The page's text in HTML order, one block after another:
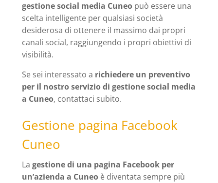
gestione social media Cuneopuò essere una
scelta intelligente per qualsiasi società
desiderosa di ottenere il massimo dai propri
canali social, raggiungendo i propri obiettivi di
visibilità.
Se sei interessato a richiedere un preventivo
per il nostro servizio di gestione social media
a Cuneo, contattaci subito.
Gestione pagina Facebook
Cuneo
La gestione di una pagina Facebook per
un’azienda a Cuneoè diventata sempre più